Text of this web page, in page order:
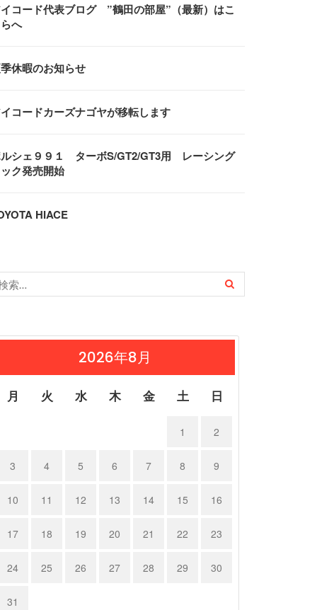
コード代表ブログ ”鶴田の部屋”（最新）はこ
へ
休暇のお知らせ
コードカーズナゴヤが移転します
シェ９９１ ターボS/GT2/GT3用 レーシング
ク発売開始
HIACE
2026年8月
月 火 水 木 金 土 日
1 2
3 4 5 6 7 8 9
10 11 12 13 14 15 16
17 18 19 20 21 22 23
24 25 26 27 28 29 30
31